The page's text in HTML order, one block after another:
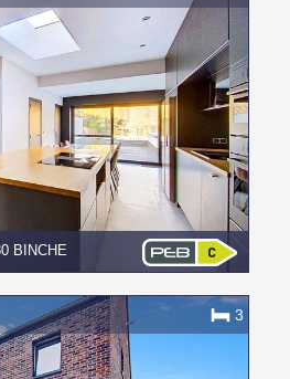
BINCHE
3